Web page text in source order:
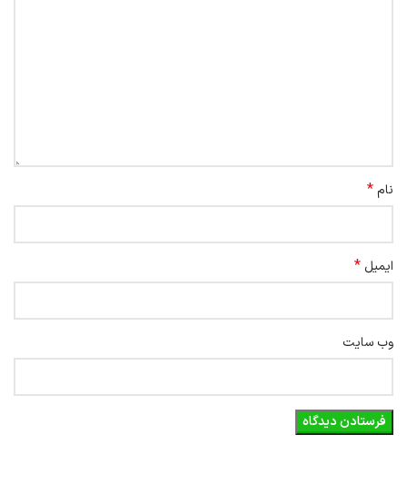
نام*
ایمیل *
وب‌ سایت